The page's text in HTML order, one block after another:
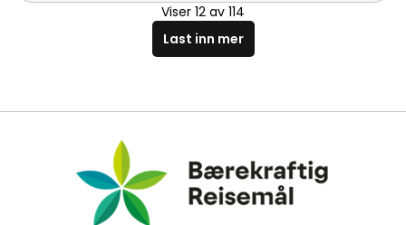
Viser 12 av 114
Last inn mer
Bærekraftig Reisemål